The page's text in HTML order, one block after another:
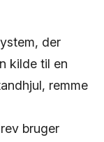
der
kilde til en
remme
bruger